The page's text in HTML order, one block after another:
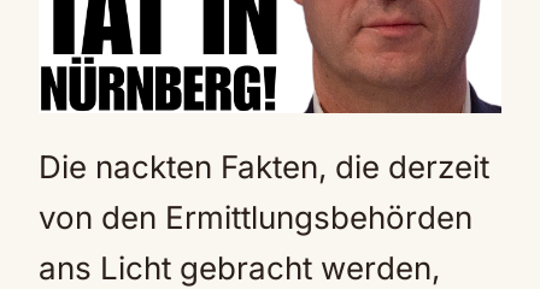
Die nackten Fakten, die derzeit
von den Ermittlungsbehörden
ans Licht gebracht werden,